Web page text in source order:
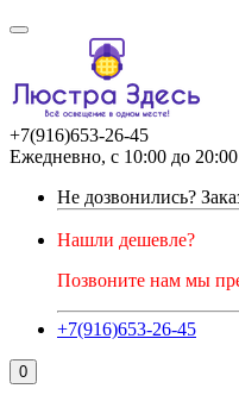
+7(916)653-26-45
Ежедневно, с 10:00 до 20:00
Не дозвонились?
Нашли дешевле?
Позвоните нам мы
+7(916)653-26-45
0